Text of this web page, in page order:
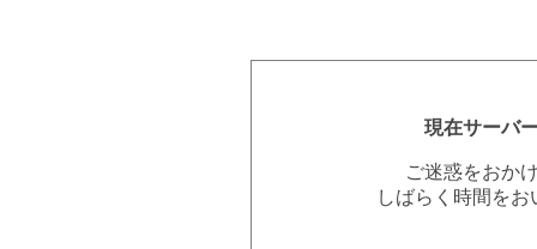
現在サーバ
ご迷惑をおか
しばらく時間を